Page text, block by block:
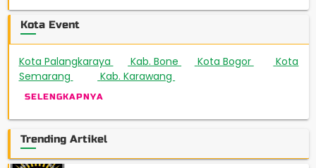
Kota Event
Kota Palangkaraya Kab. Bone Kota Bogor
Kota
Semarang
Kab. Karawang
SELENGKAPNYA
Trending Artikel